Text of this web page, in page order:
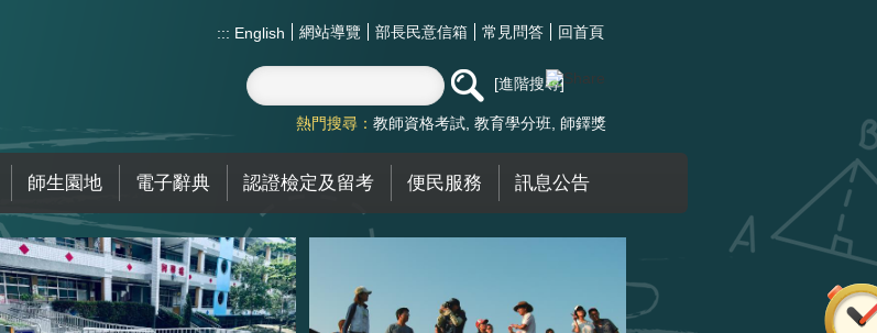
::: English 網站導覽 部長民意信箱 常見問答 回首頁
進階搜尋
熱門搜尋： 教師資格考試 教育學分班 師鐸獎
師生園地 電子辭典 認證檢定及留考 便民服務 訊息公告